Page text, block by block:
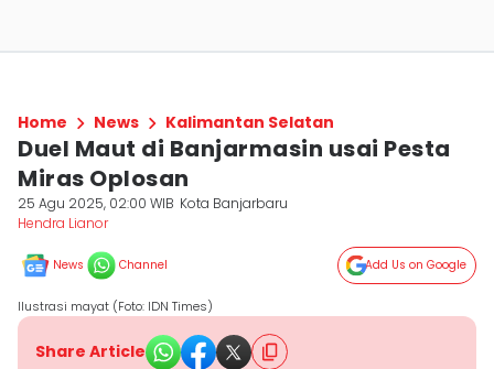
Home News Kalimantan Selatan
Duel Maut di Banjarmasin usai Pesta
Miras Oplosan
25 Agu 2025, 02:00 WIB Kota Banjarbaru
Hendra Lianor
News Channel Add Us on Google
Ilustrasi mayat (Foto: IDN Times)
Share Article